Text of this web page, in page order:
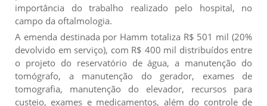
importância do trabalho realizado pelo hospital, no
campo da oftalmologia.
A emenda destinada por Hamm totaliza R$ 501 mil (20%
devolvido em serviço), com R$ 400 mil distribuídos entre
o projeto do reservatório de água, a manutenção do
tomógrafo, a manutenção do gerador, exames de
tomografia, manutenção do elevador, recursos para
custeio, exames e medicamentos, além do controle de